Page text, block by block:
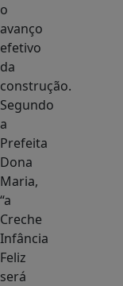
o
avanço
efetivo
da
construção.
Segundo
a
Prefeita
Dona
Maria,
“a
Creche
Infância
Feliz
será